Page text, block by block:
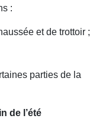
:
et de trottoir ;
parties de la
de l’été